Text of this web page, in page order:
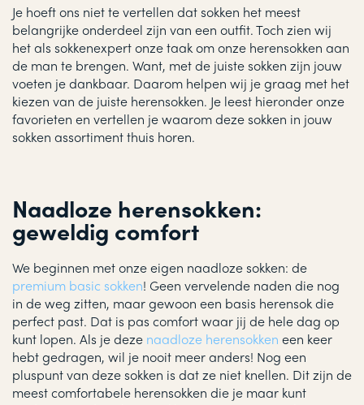
Je hoeft ons niet te vertellen dat sokken het meest
belangrijke onderdeel zijn van een outfit. Toch zien wij
het als sokkenexpert onze taak om onze herensokken aan
de man te brengen. Want, met de juiste sokken zijn jouw
voeten je dankbaar. Daarom helpen wij je graag met het
kiezen van de juiste herensokken. Je leest hieronder onze
favorieten en vertellen je waarom deze sokken in jouw
sokken assortiment thuis horen.
Naadloze herensokken:
geweldig comfort
We beginnen met onze eigen naadloze sokken: de
premium basic sokken! Geen vervelende naden die nog
in de weg zitten, maar gewoon een basis herensok die
perfect past. Dat is pas comfort waar jij de hele dag op
kunt lopen. Als je deze naadloze herensokken een keer
hebt gedragen, wil je nooit meer anders! Nog een
pluspunt van deze sokken is dat ze niet knellen. Dit zijn de
meest comfortabele herensokken die je maar kunt